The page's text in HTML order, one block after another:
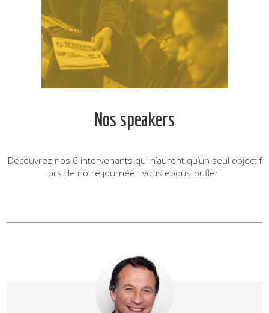
Nos speakers
Découvrez nos 6 intervenants qui n’auront qu’un seul objectif
lors de notre journée : vous époustoufler !